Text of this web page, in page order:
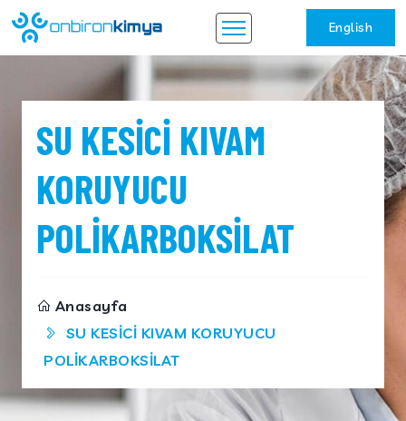
English
SU KESİCİ KIVAM
KORUYUCU
POLİKARBOKSİLAT
Anasayfa
SU KESİCİ KIVAM KORUYUCU
POLİKARBOKSİLAT